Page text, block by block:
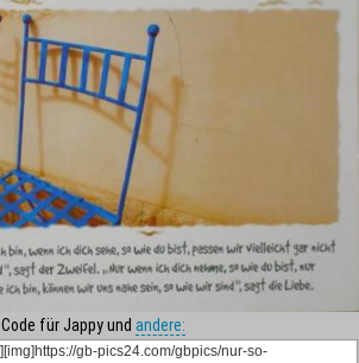
Code für Jappy und andere: